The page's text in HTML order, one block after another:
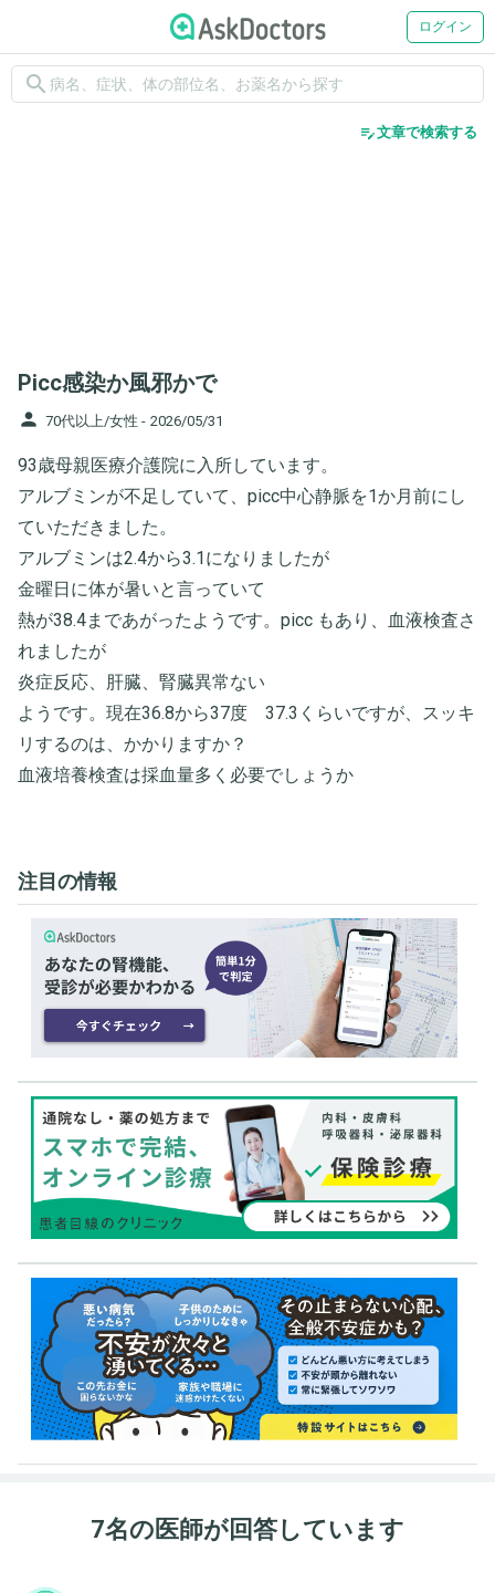
ログイン
search
edit_note文章で検索する
Picc感染か風邪かで
person 70代以上/女性 - 2026/05/31
93歳母親医療介護院に入所しています。
アルブミンが不足していて、picc中心静脈を1か月前にし
ていただきました。
アルブミンは2.4から3.1になりましたが
金曜日に体が暑いと言っていて
熱が38.4まであがったようです。picc もあり、血液検査さ
れましたが
炎症反応、肝臓、腎臓異常ない
ようです。現在36.8から37度 37.3くらいですが、スッキ
リするのは、かかりますか？
血液培養検査は採血量多く必要でしょうか
注目の情報
7名の医師が回答しています